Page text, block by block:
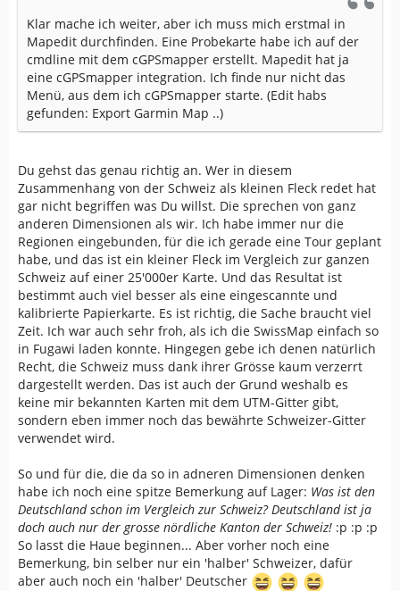
Klar mache ich weiter, aber ich muss mich erstmal in
Mapedit durchfinden. Eine Probekarte habe ich auf der
cmdline mit dem cGPSmapper erstellt. Mapedit hat ja
eine cGPSmapper integration. Ich finde nur nicht das
Menü, aus dem ich cGPSmapper starte. (Edit habs
gefunden: Export Garmin Map ..)
Du gehst das genau richtig an. Wer in diesem
Zusammenhang von der Schweiz als kleinen Fleck redet hat
gar nicht begriffen was Du willst. Die sprechen von ganz
anderen Dimensionen als wir. Ich habe immer nur die
Regionen eingebunden, für die ich gerade eine Tour geplant
habe, und das ist ein kleiner Fleck im Vergleich zur ganzen
Schweiz auf einer 25'000er Karte. Und das Resultat ist
bestimmt auch viel besser als eine eingescannte und
kalibrierte Papierkarte. Es ist richtig, die Sache braucht viel
Zeit. Ich war auch sehr froh, als ich die SwissMap einfach so
in Fugawi laden konnte. Hingegen gebe ich denen natürlich
Recht, die Schweiz muss dank ihrer Grösse kaum verzerrt
dargestellt werden. Das ist auch der Grund weshalb es
keine mir bekannten Karten mit dem UTM-Gitter gibt,
sondern eben immer noch das bewährte Schweizer-Gitter
verwendet wird.
So und für die, die da so in adneren Dimensionen denken
habe ich noch eine spitze Bemerkung auf Lager: Was ist den
Deutschland schon im Vergleich zur Schweiz? Deutschland ist ja
doch auch nur der grosse nördliche Kanton der Schweiz! :p :p :p
So lasst die Haue beginnen... Aber vorher noch eine
Bemerkung, bin selber nur ein 'halber' Schweizer, dafür
aber auch noch ein 'halber' Deutscher